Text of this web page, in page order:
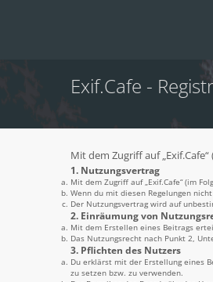
Exif.Cafe -
Mit dem Zugriff auf
1. Nutzungsvertrag
Mit dem Zugriff auf „Exif.Cafe“ (im
Wenn du mit diesen Regelungen
Der Nutzungsvertrag wird auf
2. Einräumung von
Mit dem Erstellen eines Beitrags
Das Nutzungsrecht nach Punkt 2,
3. Pflichten des Nutzers
Du erklärst mit der Erstellung eines
zu setzen bzw. zu verwenden.